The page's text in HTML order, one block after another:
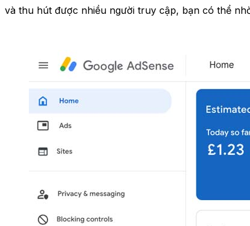
và thu hút được nhiều người truy cập, bạn có thể